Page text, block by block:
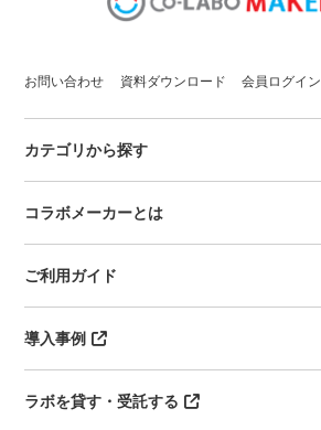
お問い合わせ 資料ダウンロード 会員ログイン
カテゴリから探す
コラボメーカーとは
ご利用ガイド
導入事例
ラボを貸す・受託する